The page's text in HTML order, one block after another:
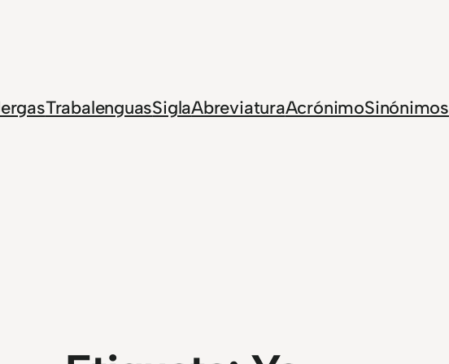
TrabalenguasSiglaAbreviaturaAcrónimoSinónimos